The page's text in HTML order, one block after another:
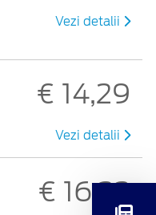
Vezi detalii
€ 14,29
Vezi detalii
€ 16,32